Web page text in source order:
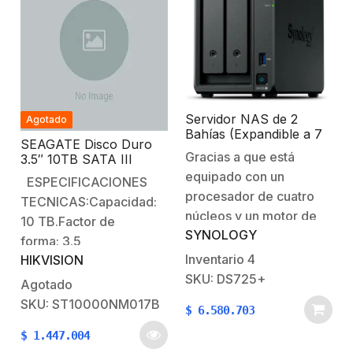
estándarCompatible con
D5CXXRB/BCPUProcessorIntel®
Core™ i5 12a
GenDominant
Frequency2.0GHzScocket
PlatformIntel® Alder
Lake
HMotherboardMemory8
GBSSD256…
Agotado
SEAGATE Disco Duro
3.5″ 10TB SATA III
7200RPM Optimizado
para Vídeo Vigilancia
24/7
ESPECIFICACIONES
TECNICAS:Capacidad:
10 TB.Factor de
forma: 3.5
pulgadas.Velocidad de
Transferencia de
datosâ€‹Búfer a host:
128 MB.Velocidad de
HIKVISION
Agotado
SKU: ST10000NM017B
$ 1.447.004
Servidor NAS de 2
Bahías (Expandible a 7
Bahías) / Hasta 126 TB /
Servicio Nube Gratis
(P2P) / Administración
Remota y Respaldo
Programado
Gracias a que está
equipado con un
procesador de cuatro
núcleos y un motor de
cifrado de hardware
AES-NI, el DS723PLUS
ofrece excelentes
transferencia de
SYNOLOGY
Inventario 4
SKU: DS725+
$ 6.580.703